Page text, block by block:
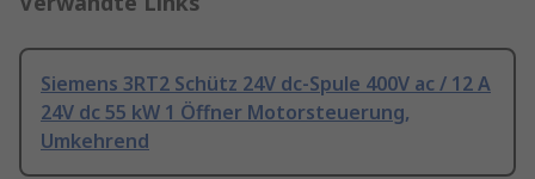
Siemens 3RT2 Schütz 24V dc-Spule 400V ac / 12 A
24V dc 55 kW 1 Öffner Motorsteuerung,
Umkehrend